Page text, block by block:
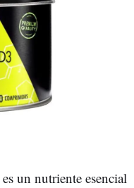
un nutriente esencial